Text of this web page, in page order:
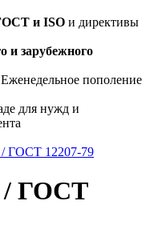
и ISO и директивы
и зарубежного
Еженедельное пополение
для нужд и
ГОСТ 12207-79
/ ГОСТ